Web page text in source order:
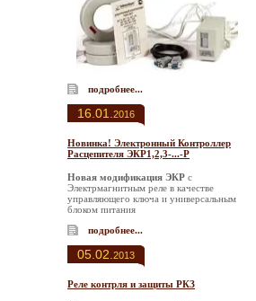
подробнее...
16.01. 2016
Новинка! Электронный Контроллер
Расцепителя ЭКР1,2,3-...-P
Новая модификация ЭКР с
Электрмагнитным реле в качестве
управляющего ключа и универсальным
блоком питания
подробнее...
05.02. 2013
Реле контрля и защиты РКЗ